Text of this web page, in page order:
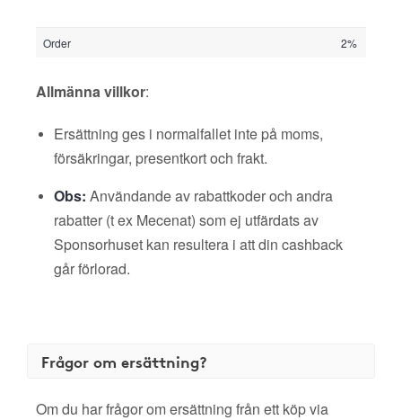
Order 2%
Allmänna villkor:
Ersättning ges i normalfallet inte på moms,
försäkringar, presentkort och frakt.
Obs: Användande av rabattkoder och andra
rabatter (t ex Mecenat) som ej utfärdats av
Sponsorhuset kan resultera i att din cashback
går förlorad.
Frågor om ersättning?
Om du har frågor om ersättning från ett köp via